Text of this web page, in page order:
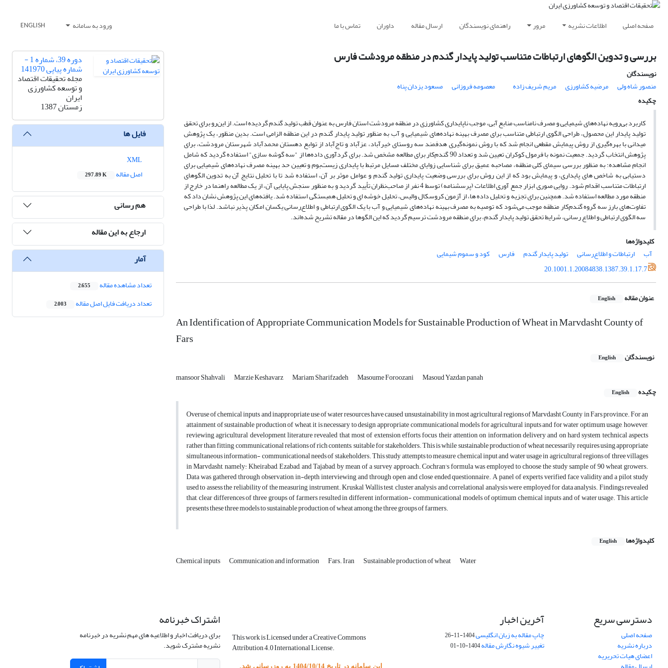
صفحه اصلی اطلاعات نشریه مرور راهنمای نویسندگان ارسال مقاله داوران تماس با ما ورود به سامانه ENGLISH
بررسی و تدوین الگوهای ارتباطات متناسب تولید پایدار گندم در منطقه مرودشت فارس
نویسندگان
منصور شاه ولی
مرضیه کشاورزی مریم شریف زاده معصومه فروزانی
مسعود یزدان پناه
چکیده
کاربرد بی‌رویه نهاده‌های شیمیایی و مصرف نامناسب منابع آبی، موجب ناپایداری کشاورزی در منطقه مرودشت استان فارس به عنوان قطب تولید گندم گردیده است. از این‌رو برای تحقق
تولید پایدار این محصول، طراحی الگوی ارتباطی متناسب برای مصرف بهینه نهاده‌های شیمیایی و آب به منظور تولید پایدار گندم در این منطقه الزامی است. بدین منظور، یک پژوهش
میدانی با بهره‌گیری از روش پیمایش مقطعی انجام شد که با روش نمونه‌گیری هدفمند سه روستای خیرآباد، عزآباد و تاج‌آباد از توابع دهستان محمدآباد شهرستان مرودشت، برای
پژوهش انتخاب گردید. جمعیت نمونه با فرمول کوکران تعیین شد و تعداد 90 گندم‌کار برای مطالعه مشخص شد. برای گردآوری داده‌ها از "سه گوشه سازی" استفاده گردید که شامل
انجام مشاهده؛ به منظور بررسی سیمای کلی منطقه، مصاحبه عمیق برای شناسایی زوایای مختلف مسایل مرتبط با پایداری زیست‌بوم و تعیین حد بهینه مصرف نهاده‌های شیمیایی برای
دستیابی به شاخص های پایداری، و پیمایش بود که از این روش برای بررسی وضعیت پایداری تولید گندم و عوامل موثر بر آن، استفاده شد تا با تحلیل نتایج آن به تدوین الگوهای
ارتباطات متناسب اقدام شود. روایی صوری ابزار جمع آوری اطلاعات (پرسشنامه) توسط 4 نفر از صاحب‌نظران تأیید گردید و به منظور سنجش پایایی آن، از یک مطالعه راهنما در خارج از
منطقه مورد مطالعه استفاده شد. همچنین برای تجزیه و تحلیل داده ها، از آزمون کروسکال والیس، تحلیل خوشه ای و تحلیل همبستگی استفاده شد. یافته‌های این پژوهش نشان داد که
تفاوت‌های بارز سه گروه گندم‌کار منطقه موجب می‌شود که توصیه به مصرف بهینه نهاده‌های شیمیایی و آب با یک الگوی ارتباطی و اطلاع‌رسانی یکسان امکان پذیر نباشد. لذا با طراحی
سه الگوی ارتباطی و اطلاع رسانی، شرایط تحقق تولید پایدار گندم، برای منطقه مرودشت ترسیم گردید که این الگوها در مقاله تشریح شده‌اند.
کلیدواژه‌ها
آب
ارتباطات و اطلاع‌رسانی تولید پایدار گندم فارس
کود و سموم شیمایی
20.1001.1.20084838.1387.39.1.17.7
عنوان مقاله English
An Identification of Appropriate Communication Models for Sustainable Production of Wheat in Marvdasht County of
Fars
نویسندگان English
mansoor Shahvali Marzie Keshavarz Mariam Sharifzadeh Masoume Foroozani
Masoud Yazdan panah
چکیده
English
Overuse of chemical inputs and inappropriate use of water resources have caused unsustainability in most agricultural regions of Marvdasht County in Fars province. For an
attainment of sustainable production of wheat, it is necessary to design appropriate communicational models for agricultural inputs and for water optimum usage, however,
reviewing agricultural development literature revealed that most of extension efforts focus their attention on information delivery and on hard system technical aspects
rather than fitting communicational relations of rich contents, suitable for stakeholders. This is while sustainable production of wheat necessarily requires using appropriate
simultaneous information- communicational needs of stakeholders. This study attempts to measure chemical input and water usage in agricultural regions of three villages
in Marvdasht, namely: Kheirabad, Ezabad, and Tajabad, by mean of a survey approach. Cochran's formula was employed to choose the study sample of 90 wheat growers.
Data was gathered through observation, in-depth interviewing and through open and close ended questionnaire. A panel of experts verified face validity and a pilot study
used to assess the reliability of the measuring instrument. Kruskal Wallis test, cluster analysis and correlational analysis were employed for data analysis. Findings revealed
that, clear differences of three groups of farmers resulted in different information- communicational models of optimum chemical inputs and of water usage. This article
presents these three models to sustainable production of wheat among the three groups of farmers.
کلیدواژه‌ها English
Chemical inputs Communication and information Fars. Iran Sustainable production of wheat Water
دوره 39، شماره 1 -
شماره پیاپی 141970
مجله تحقیقات اقتصاد
و توسعه کشاورزی
ایران
زمستان 1387
فایل ها
اصل مقاله
297.89 K
هم رسانی
ارجاع به این مقاله
آمار
تعداد مشاهده مقاله 2,655
تعداد دریافت فایل اصل مقاله 2,003
دسترسی سریع
صفحه اصلی
درباره نشریه
اعضای هیات تحریریه
آخرین اخبار
چاپ مقاله به زبان انگلیسی1404-11-26
تغییر شیوه نگارش مقاله1404-10-01
This work is Licensed under a Creative Commons
Attribution 4.0 International License.
این سامانه در تاریخ 1404/10/14 به روزرسانی شد.
اشتراک خبرنامه
برای دریافت اخبار و اطلاعیه های مهم نشریه در خبرنامه
نشریه مشترک شوید.